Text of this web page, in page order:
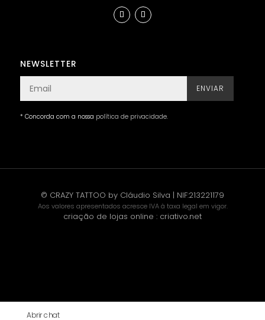
NEWSLETTER
ENVIAR
* Concorda com a nossa política de privacidade.
© CRAZY TATTOO by Cláudio Silva | NIF:213221179
Aos valores apresentados acresce IVA à taxa legal em vigor.
criação de lojas online : criativo.net
Abrir chat